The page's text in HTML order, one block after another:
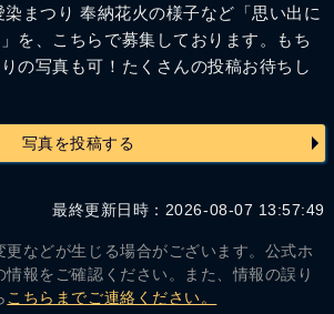
まつり 奉納花火の様子など「思い出に
を、こちらで募集しております。もち
の写真も可！たくさんの投稿お待ちし
写真を投稿する
最終更新日時：2026-08-07 13:57:49
などが生じる場合がございます。公式ホ
情報をご確認ください。また、情報の誤り
こちらまでご連絡ください。